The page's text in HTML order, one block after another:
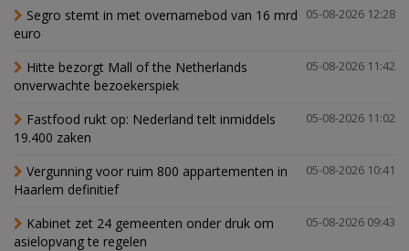
05-08-2026 12:28
Segro stemt in met overnamebod van 16 mrd
euro
05-08-2026 11:42
Hitte bezorgt Mall of the Netherlands
onverwachte bezoekerspiek
05-08-2026 11:02
Fastfood rukt op: Nederland telt inmiddels
19.400 zaken
05-08-2026 10:41
Vergunning voor ruim 800 appartementen in
Haarlem definitief
05-08-2026 09:43
Kabinet zet 24 gemeenten onder druk om
asielopvang te regelen